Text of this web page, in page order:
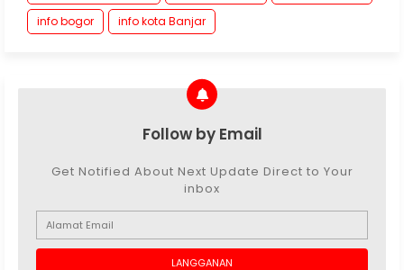
info bogor
info kota Banjar
Follow by Email
Get Notified About Next Update Direct to Your
inbox